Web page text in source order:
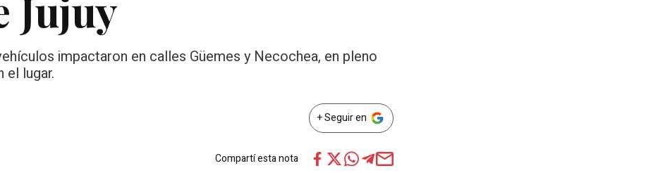
impactaron en calles Güemes y Necochea, en pleno
el lugar.
+ Seguir en
Compartí esta nota